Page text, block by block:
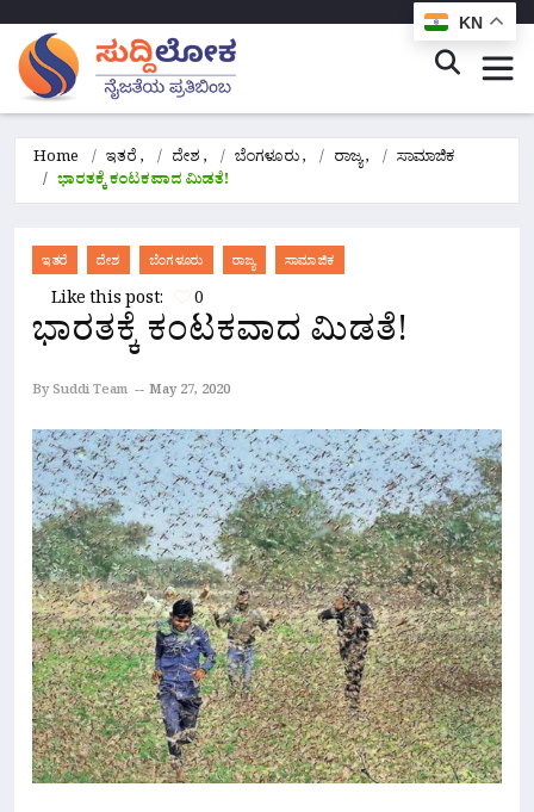
Home ಇತರೆ, ದೇಶ, ಬೆಂಗಳೂರು, ರಾಜ್ಯ,
ಸಾಮಾಜಿಕ
ಭಾರತಕ್ಕೆ ಕಂಟಕವಾದ ಮಿಡತೆ!
ಇತರೆ ದೇಶ ಬೆಂಗಳೂರು ರಾಜ್ಯ ಸಾಮಾಜಿಕ
Like this post: 0
ಭಾರತಕ್ಕೆ ಕಂಟಕವಾದ ಮಿಡತೆ!
By Suddi Team May 27, 2020
KN